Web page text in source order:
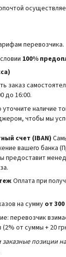
перевозчика.
100%
заказ
до 16:00.
наличие
чтобы мы
счет (IBAN)
вашего банка
предоставит
Оплата при
на сумму от
перевозчик
от суммы + 20
заказные позиции